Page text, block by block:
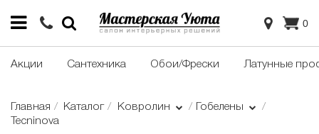
0
Акции Сантехника Обои/Фрески Латунные
Главная Каталог Ковролин
Гобелены
Tecninova